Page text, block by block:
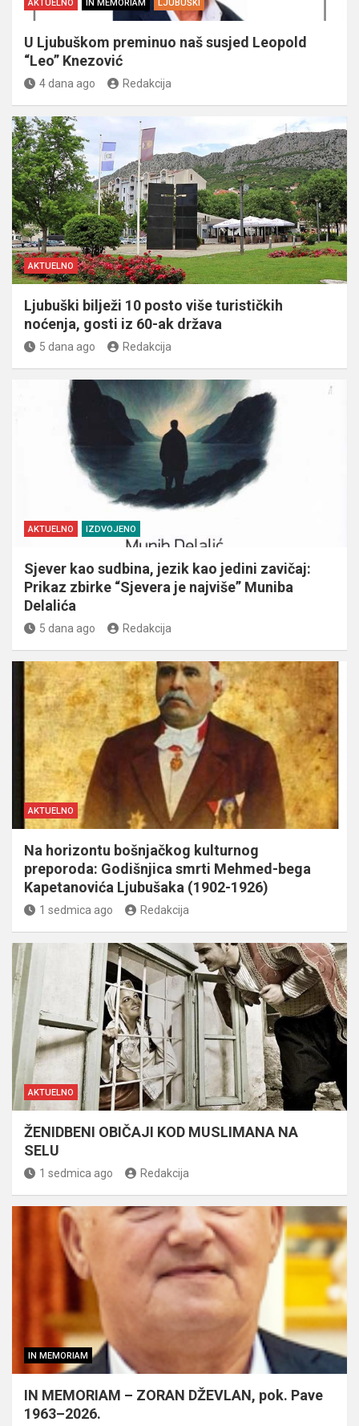
AKTUELNO IN MEMORIAM LJUBUŠKI
U Ljubuškom preminuo naš susjed Leopold
“Leo” Knezović
4 dana ago Redakcija
AKTUELNO
Ljubuški bilježi 10 posto više turističkih
noćenja, gosti iz 60-ak država
5 dana ago Redakcija
AKTUELNO IZDVOJENO
Sjever kao sudbina, jezik kao jedini zavičaj:
Prikaz zbirke “Sjevera je najviše” Muniba
Delalića
5 dana ago Redakcija
AKTUELNO
Na horizontu bošnjačkog kulturnog
preporoda: Godišnjica smrti Mehmed-bega
Kapetanovića Ljubušaka (1902-1926)
1 sedmica ago Redakcija
AKTUELNO
ŽENIDBENI OBIČAJI KOD MUSLIMANA NA
SELU
1 sedmica ago Redakcija
IN MEMORIAM
IN MEMORIAM – ZORAN DŽEVLAN, pok. Pave
1963–2026.